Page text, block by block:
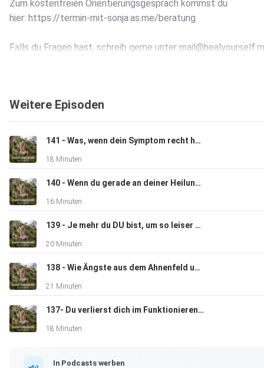
Zum kostenfreien Orientierungsgespräch kommst du
hier: https://termin-mit-sonja.as.me/beratung
Falls du Fragen hast, schreib gerne unter
Die von mir angewendeten und hier besprochenen
Behandlungsmethoden und Ansätze sind meist energetische
Anwendungen. Diese und die Themen, die ich bespreche,
keinesfalls den physischen Arzt- oder Heilpraktikerbesuch und
werden auch nicht zur Behandlung spezifischer Krankheiten
und gebe keine Heilversprechen ab.
Weitere Episoden
141 - Was, wenn dein Symptom recht hat?
18 Minuten
140 - Wenn du gerade an deiner Heilung zweifelst, hör dir diese Folge an
16 Minuten
139 - Je mehr du DU bist, um so leiser wird deine Angst
20 Minuten
138 - Wie Ängste aus dem Ahnenfeld und Kollektiv in uns wirken
21 Minuten
137- Du verlierst dich im Funktionieren. So findest du zurück zu dir
18 Minuten
In Podcasts werben